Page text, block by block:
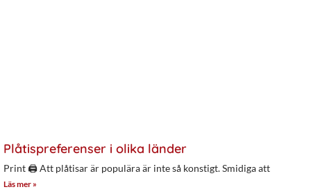
Plåtispreferenser i olika länder
Print 🖨 Att plåtisar är populära är inte så konstigt. Smidiga att
Läs mer »